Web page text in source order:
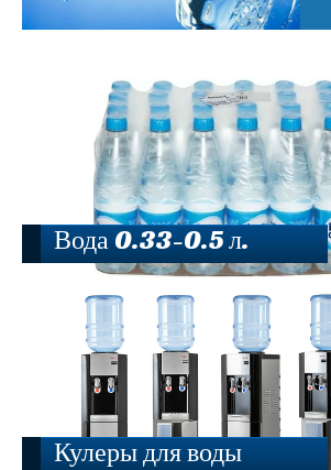
Вода 0.33-0.5 л.
Кулеры для воды